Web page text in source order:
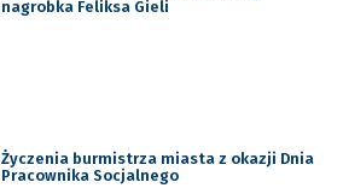
nagrobka Feliksa Gieli
Życzenia burmistrza miasta z okazji Dnia
Pracownika Socjalnego